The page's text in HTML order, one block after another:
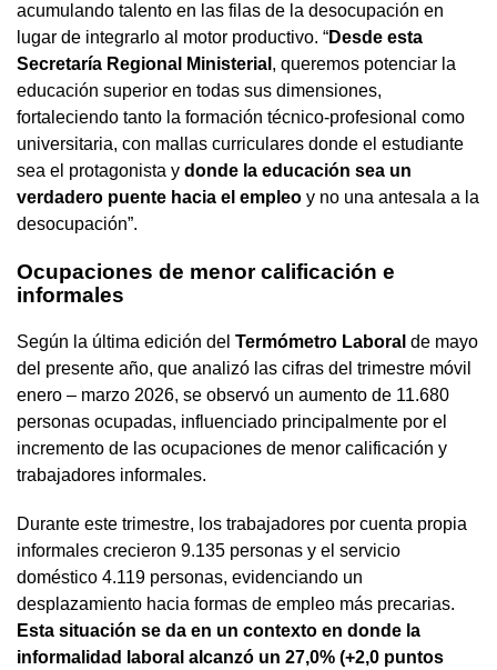
acumulando talento en las filas de la desocupación en
lugar de integrarlo al motor productivo. “Desde esta
Secretaría Regional Ministerial , queremos potenciar la
educación superior en todas sus dimensiones,
fortaleciendo tanto la formación técnico-profesional como
universitaria, con mallas curriculares donde el estudiante
sea el protagonista y donde la educación sea un
verdadero puente hacia el empleo y no una antesala a la
desocupación”.
Ocupaciones de menor calificación e
informales
Según la última edición del Termómetro Laboral de mayo
del presente año, que analizó las cifras del trimestre móvil
enero – marzo 2026, se observó un aumento de 11.680
personas ocupadas, influenciado principalmente por el
incremento de las ocupaciones de menor calificación y
trabajadores informales.
Durante este trimestre, los trabajadores por cuenta propia
informales crecieron 9.135 personas y el servicio
doméstico 4.119 personas, evidenciando un
desplazamiento hacia formas de empleo más precarias.
Esta situación se da en un contexto en donde la
informalidad laboral alcanzó un 27,0% (+2,0 puntos